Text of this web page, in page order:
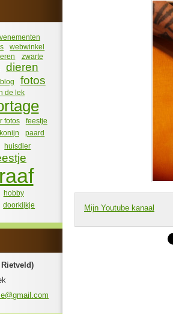
Mijn Youtube kanaal
webwinkel
zwarte
dieren
blog fotos
de lek
fotos feestje
konijn
paard
huisdier
hobby
doorkijkje
ail.com